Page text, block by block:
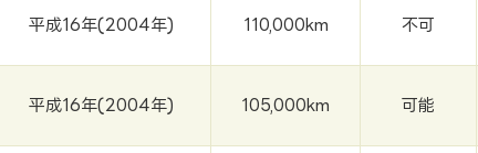
平成16年(2004年) 110,000km 不可
平成16年(2004年) 105,000km 可能